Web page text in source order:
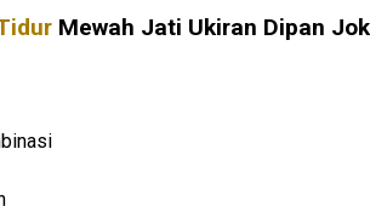
Mewah Jati Ukiran Dipan